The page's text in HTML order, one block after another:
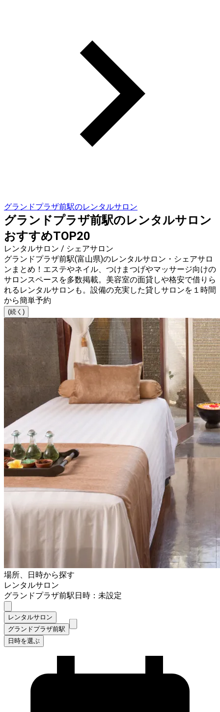
グランドプラザ前駅のレンタルサロン
グランドプラザ前駅のレンタルサロン
おすすめTOP20
レンタルサロン / シェアサロン
グランドプラザ前駅(富山県)のレンタルサロン・シェアサロ
ンまとめ！エステやネイル、つけまつげやマッサージ向けの
サロンスペースを多数掲載。美容室の面貸しや格安で借りら
れるレンタルサロンも。設備の充実した貸しサロンを１時間
から簡単予約
(続く)
場所、日時から探す
レンタルサロン
グランドプラザ前駅日時：未設定
レンタルサロン
グランドプラザ前駅
日時を選ぶ